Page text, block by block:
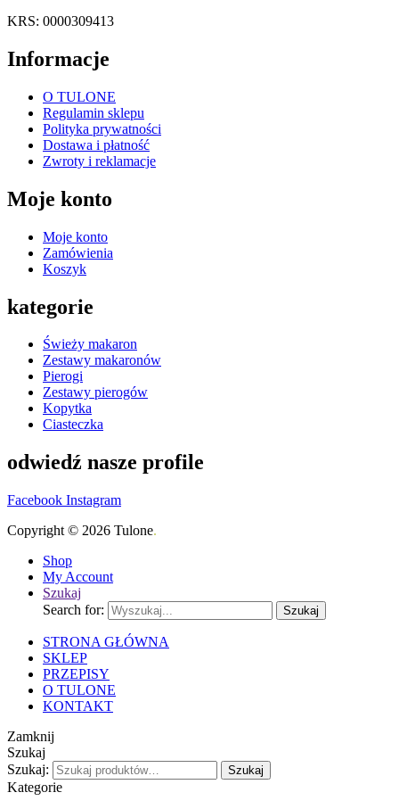
KRS: 0000309413
Informacje
O TULONE
Regulamin sklepu
Polityka prywatności
Dostawa i płatność
Zwroty i reklamacje
Moje konto
Moje konto
Zamówienia
Koszyk
kategorie
Świeży makaron
Zestawy makaronów
Pierogi
Zestawy pierogów
Kopytka
Ciasteczka
odwiedź nasze profile
Facebook Instagram
Copyright © 2026 Tulone.
Shop
My Account
Szukaj
Search for:
Szukaj
STRONA GŁÓWNA
SKLEP
PRZEPISY
O TULONE
KONTAKT
Zamknij
Szukaj
Szukaj:
Szukaj
Kategorie